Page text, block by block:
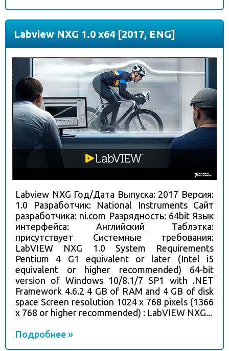
Labview NXG 1.0 x64 [2017, ENG]
Labview NXG Год/Дата Выпуска: 2017 Версия:
1.0 Разработчик: National Instruments Сайт
разработчика: ni.com Разрядность: 64bit Язык
интерфейса: Английский Таблэтка:
присутствует Системные требования:
LabVIEW NXG 1.0 System Requirements
Pentium 4 G1 equivalent or later (Intel i5
equivalent or higher recommended) 64-bit
version of Windows 10/8.1/7 SP1 with .NET
Framework 4.6.2 4 GB of RAM and 4 GB of disk
space Screen resolution 1024 x 768 pixels (1366
x 768 or higher recommended) : LabVIEW NXG...
Подробнее »